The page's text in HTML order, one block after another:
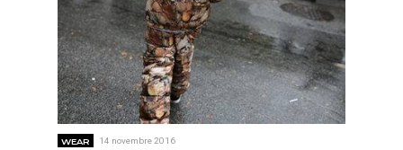
WEAR 14 novembre 2016